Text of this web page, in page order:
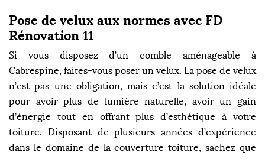
Pose de velux aux normes avec FD
Rénovation 11
Si vous disposez d’un comble aménageable à
Cabrespine, faites-vous poser un velux. La pose de velux
n’est pas une obligation, mais c’est la solution idéale
pour avoir plus de lumière naturelle, avoir un gain
d’énergie tout en offrant plus d’esthétique à votre
toiture. Disposant de plusieurs années d’expérience
dans le domaine de la couverture toiture, sachez que